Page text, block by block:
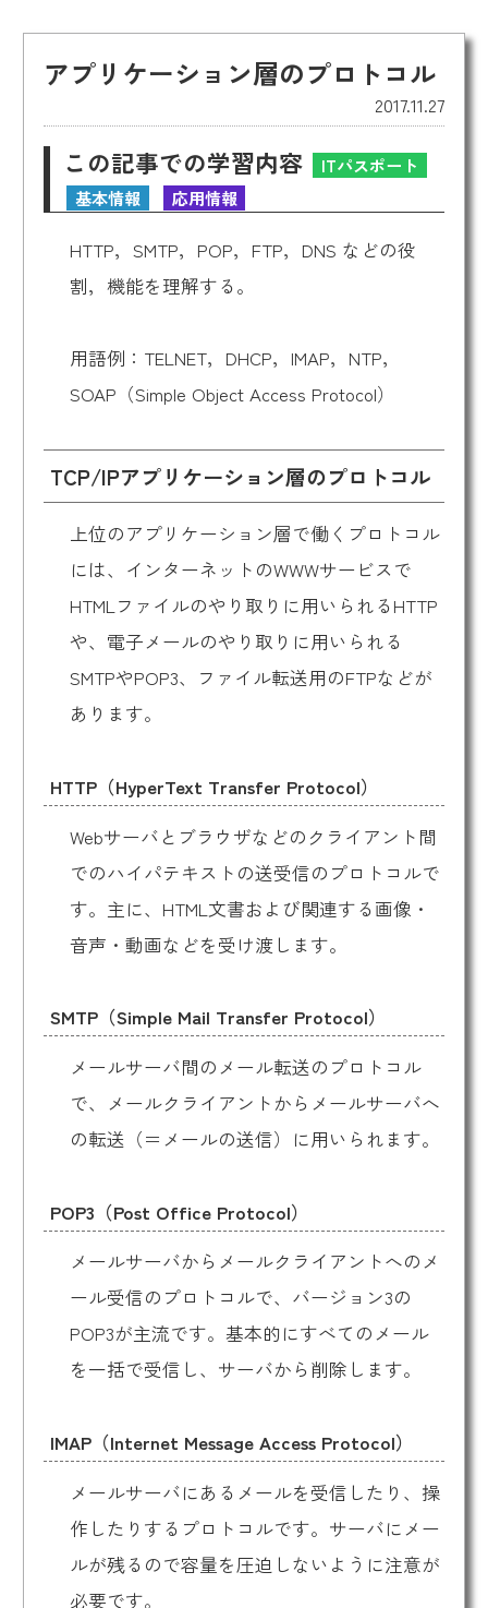
アプリケーション層のプロトコル
2017.11.27
この記事での学習内容
ITパスポート
基本情報
応用情報
HTTP，SMTP，POP，FTP，DNS などの役
割，機能を理解する。
用語例：TELNET，DHCP，IMAP，NTP，
SOAP（Simple Object Access Protocol）
TCP/IPアプリケーション層のプロトコル
上位のアプリケーション層で働くプロトコル
には、インターネットのWWWサービスで
HTMLファイルのやり取りに用いられるHTTP
や、電子メールのやり取りに用いられる
SMTPやPOP3、ファイル転送用のFTPなどが
あります。
HTTP（HyperText Transfer Protocol）
Webサーバとブラウザなどのクライアント間
でのハイパテキストの送受信のプロトコルで
す。主に、HTML文書および関連する画像・
音声・動画などを受け渡します。
SMTP（Simple Mail Transfer Protocol）
メールサーバ間のメール転送のプロトコル
で、メールクライアントからメールサーバへ
の転送（＝メールの送信）に用いられます。
POP3（Post Office Protocol）
メールサーバからメールクライアントへのメ
ール受信のプロトコルで、バージョン3の
POP3が主流です。基本的にすべてのメール
を一括で受信し、サーバから削除します。
IMAP（Internet Message Access Protocol）
メールサーバにあるメールを受信したり、操
作したりするプロトコルです。サーバにメー
ルが残るので容量を圧迫しないように注意が
必要です。